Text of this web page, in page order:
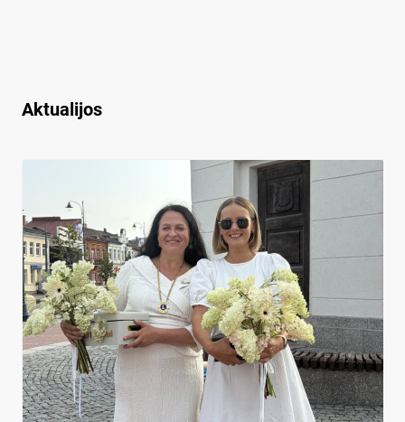
Aktualijos